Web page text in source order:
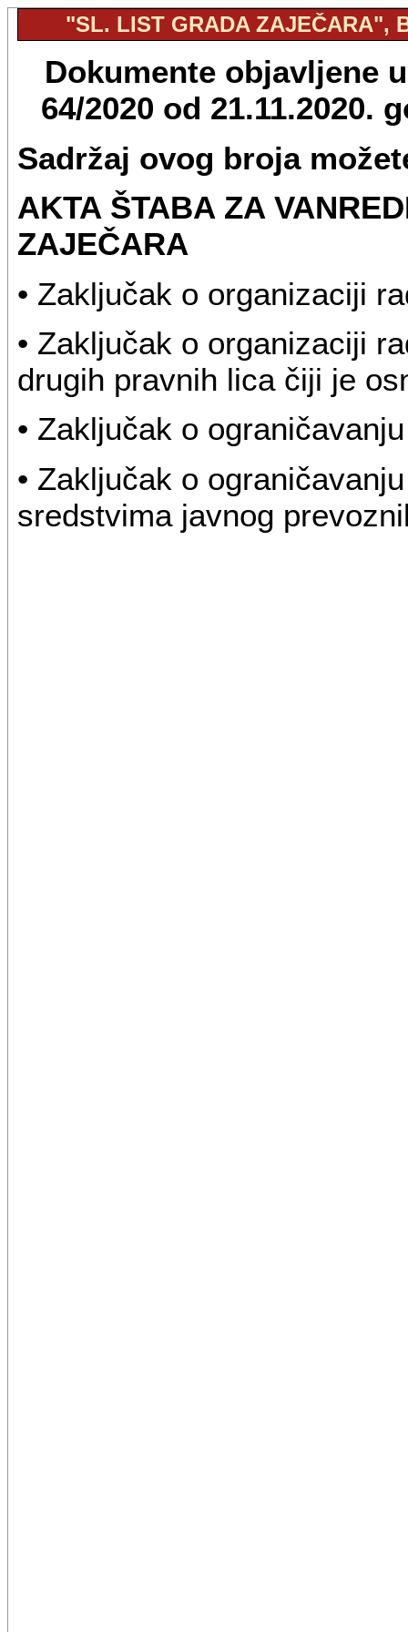
"SL. LIST GRADA ZAJEČARA",
Dokumente objavljene
64/2020 od 21.11.2020.
Sadržaj ovog broja
AKTA ŠTABA ZA
ZAJEČARA
• Zaključak o organizaciji
• Zaključak o organizaciji
drugih pravnih lica čiji je
• Zaključak o
• Zaključak o
sredstvima javnog